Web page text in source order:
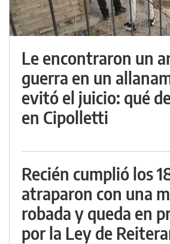
Le encontraron un
guerra en un
evitó el juicio: qué
en Cipolletti
Recién cumplió los
atraparon con una
robada y queda en
por la Ley de